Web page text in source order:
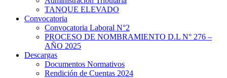
TANQUE ELEVADO
Convocatoria
Convocatoria Laboral N°2
PROCESO DE NOMBRAMIENTO D.L N° 276 –
AÑO 2025
Descargas
Documentos Normativos
Rendición de Cuentas 2024